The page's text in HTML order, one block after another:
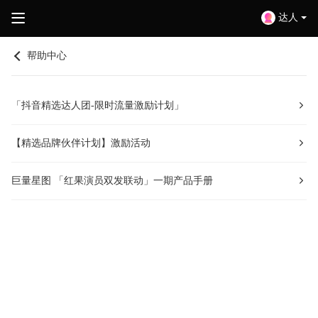
达人
帮助中心
「抖音精选达人团-限时流量激励计划」
【精选品牌伙伴计划】激励活动
巨量星图 「红果演员双发联动」一期产品手册